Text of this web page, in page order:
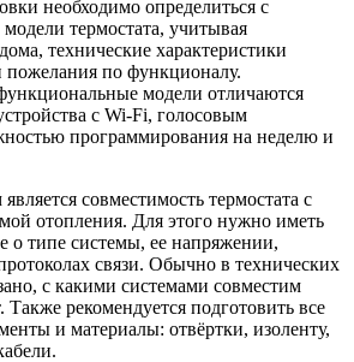
необходимо определиться с
термостата, учитывая
технические характеристики
пожелания по функционалу.
модели отличаются
с Wi-Fi, голосовым
программирования на неделю и
совместимость термостата с
отопления. Для этого нужно иметь
о типе системы, ее напряжении,
связи. Обычно в технических
с какими системами совместим
Также рекомендуется подготовить все
и материалы: отвёртки, изоленту,